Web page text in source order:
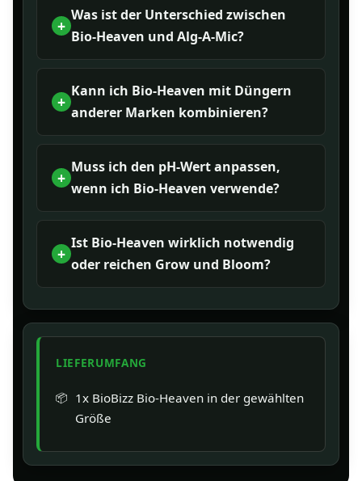
Was ist der Unterschied zwischen
Bio-Heaven und Alg-A-Mic?
Kann ich Bio-Heaven mit Düngern
anderer Marken kombinieren?
Muss ich den pH-Wert anpassen,
wenn ich Bio-Heaven verwende?
Ist Bio-Heaven wirklich notwendig
oder reichen Grow und Bloom?
LIEFERUMFANG
1x BioBizz Bio-Heaven in der gewählten
Größe